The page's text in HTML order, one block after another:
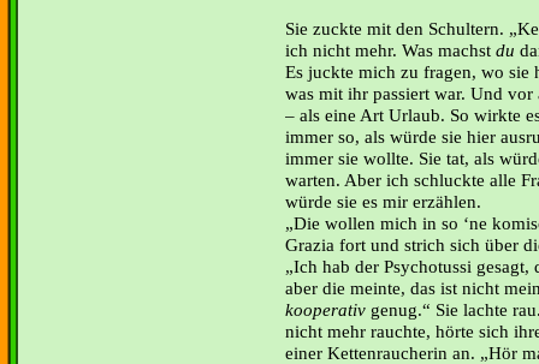
Sie zuckte mit den Schultern.
ich nicht mehr. Was machst du
Es juckte mich zu fragen, wo
was mit ihr passiert war. Und
– als eine Art Urlaub. So wirkte
immer so, als würde sie hier
immer sie wollte. Sie tat, als
warten. Aber ich schluckte alle
würde sie es mir erzählen.
Die wollen mich in so ‘ne
Grazia fort und strich sich über
Ich hab der Psychotussi gesagt,
aber die meinte, das ist nicht
kooperativ genug.“ Sie lachte
nicht mehr rauchte, hörte sich
einer Kettenraucherin an. „Hör